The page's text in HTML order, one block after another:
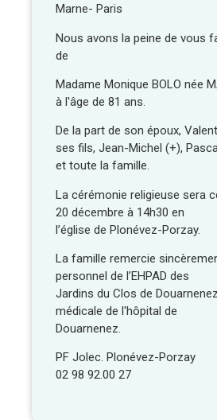
Marne- Paris
Nous avons la peine de vous
de
Madame Monique BOLO née
à l'âge de 81 ans.
De la part de son époux,
ses fils, Jean-Michel (+),
et toute la famille.
La cérémonie religieuse sera
20 décembre à 14h30 en
l’église de Plonévez-Porzay.
La famille remercie
personnel de l’EHPAD des
Jardins du Clos de
médicale de l'hôpital de
Douarnenez.
PF Jolec. Plonévez-Porzay
02 98 92.00 27